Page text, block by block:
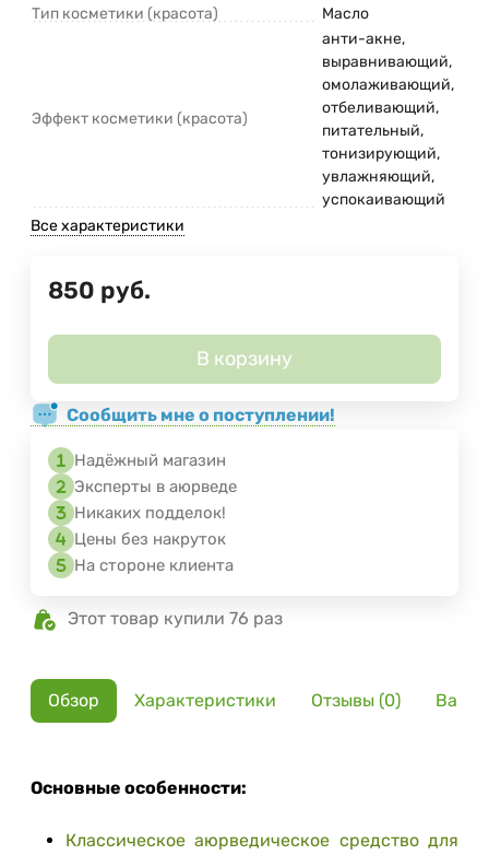
Тип косметики (красота)
Масло
Эффект косметики (красота)
анти-акне,
выравнивающий,
омолаживающий,
отбеливающий,
питательный,
тонизирующий,
увлажняющий,
успокаивающий
Все характеристики
850 руб.
В корзину
Сообщить мне о поступлении!
Надёжный магазин
Эксперты в аюрведе
Никаких подделок!
Цены без накруток
На стороне клиента
Этот товар купили 76 раз
Обзор Характеристики Отзывы (0)
Основные особенности:
Классическое аюрведическое средство для